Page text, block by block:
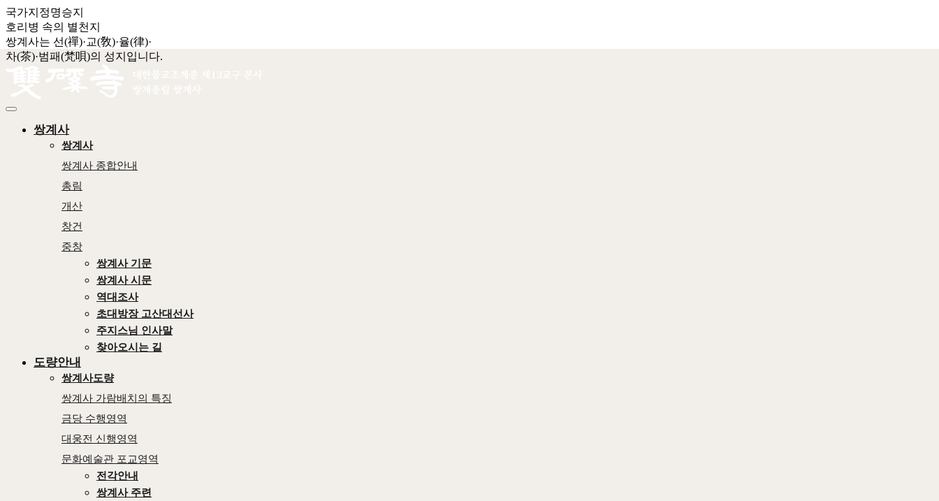
국가지정명승지
호리병 속의 별천지
쌍계사는 선(禪)·교(敎)·율(律)·
차(茶)·범패(梵唄)의 성지입니다.
쌍계사
쌍계사
쌍계사 종합안내
총림
개산
창건
중창
쌍계사 기문
쌍계사 시문
역대조사
초대방장 고산대선사
주지스님 인사말
찾아오시는 길
도량안내
쌍계사도량
쌍계사 가람배치의 특징
금당 수행영역
대웅전 신행영역
문화예술관 포교영역
전각안내
쌍계사 주련